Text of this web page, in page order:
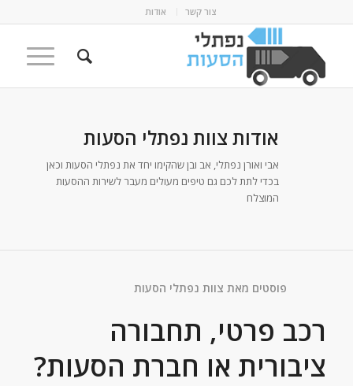
צור קשר אודות
אודות צוות נפתלי הסעות
אבי ואורן נפתלי, אב ובן שהקימו יחד את נפתלי הסעות וכאן
בכדי לתת לכם גם טיפים מעולים מעבר לשירות ההסעות
המוצלח
פוסטים מאת צוות נפתלי הסעות
רכב פרטי, תחבורה
ציבורית או חברת הסעות?